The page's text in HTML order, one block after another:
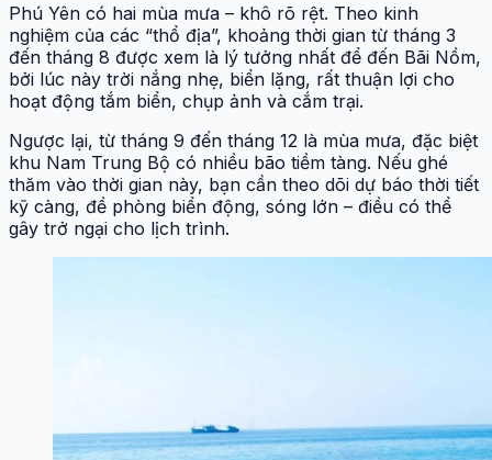
Phú Yên có hai mùa mưa – khô rõ rệt. Theo kinh
nghiệm của các “thổ địa”, khoảng thời gian từ tháng 3
đến tháng 8 được xem là lý tưởng nhất để đến Bãi Nồm,
bởi lúc này trời nắng nhẹ, biển lặng, rất thuận lợi cho
hoạt động tắm biển, chụp ảnh và cắm trại.
Ngược lại, từ tháng 9 đến tháng 12 là mùa mưa, đặc biệt
khu Nam Trung Bộ có nhiều bão tiềm tàng. Nếu ghé
thăm vào thời gian này, bạn cần theo dõi dự báo thời tiết
kỹ càng, đề phòng biển động, sóng lớn – điều có thể
gây trở ngại cho lịch trình.